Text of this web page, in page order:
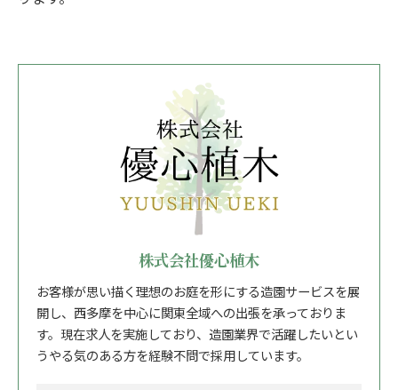
株式会社優心植木
お客様が思い描く理想のお庭を形にする造園サービスを展
開し、西多摩を中心に関東全域への出張を承っておりま
す。現在求人を実施しており、造園業界で活躍したいとい
うやる気のある方を経験不問で採用しています。